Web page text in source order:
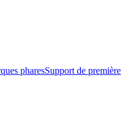
pharesSupport de première